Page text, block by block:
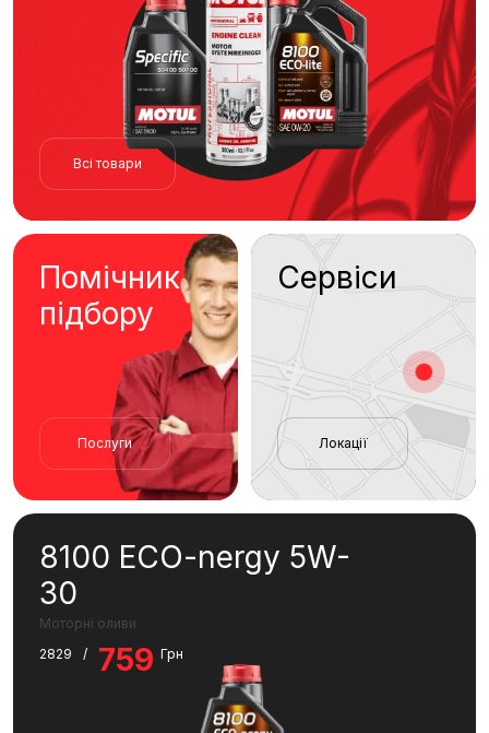
Всі товари
Помічник
підбору
Послуги
Сервіси
Локації
8100 ECO-nergy 5W-
30
Моторні оливи
2829
/ 759 Грн